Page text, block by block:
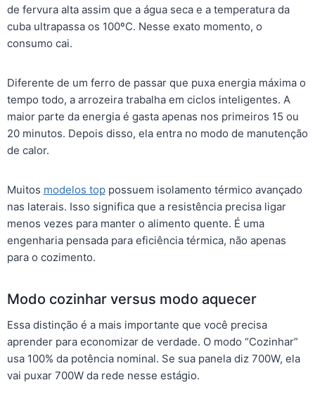
de fervura alta assim que a água seca e a temperatura da
cuba ultrapassa os 100ºC. Nesse exato momento, o
consumo cai.
Diferente de um ferro de passar que puxa energia máxima o
tempo todo, a arrozeira trabalha em ciclos inteligentes. A
maior parte da energia é gasta apenas nos primeiros 15 ou
20 minutos. Depois disso, ela entra no modo de manutenção
de calor.
Muitos modelos toppossuem isolamento térmico avançado
nas laterais. Isso significa que a resistência precisa ligar
menos vezes para manter o alimento quente. É uma
engenharia pensada para eficiência térmica, não apenas
para o cozimento.
Modo cozinhar versus modo aquecer
Essa distinção é a mais importante que você precisa
aprender para economizar de verdade. O modo “Cozinhar”
usa 100% da potência nominal. Se sua panela diz 700W, ela
vai puxar 700W da rede nesse estágio.